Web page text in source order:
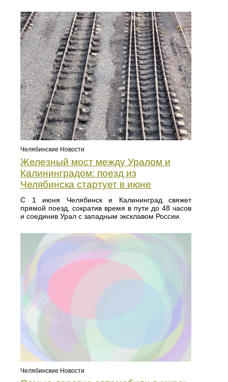
Челябинские Новости
Железный мост между Уралом и
Калининградом: поезд из
Челябинска стартует в июне
С 1 июня Челябинск и Калининград свяжет
прямой поезд, сократив время в пути до 48 часов
и соединив Урал с западным эксклавом России.
Челябинские Новости